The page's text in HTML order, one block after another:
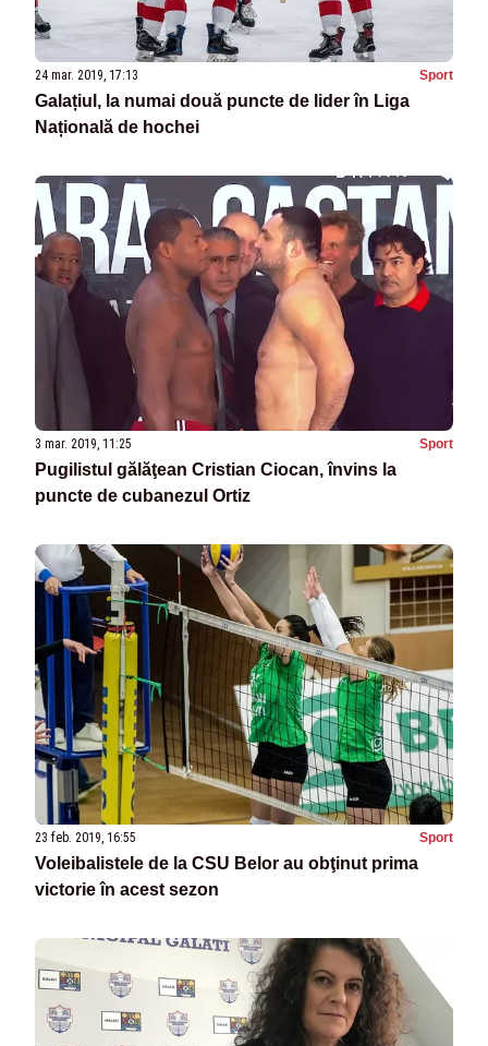
24 mar. 2019, 17:13 Sport
Galațiul, la numai două puncte de lider în Liga
Națională de hochei
3 mar. 2019, 11:25 Sport
Pugilistul gălăţean Cristian Ciocan, învins la
puncte de cubanezul Ortiz
23 feb. 2019, 16:55 Sport
Voleibalistele de la CSU Belor au obţinut prima
victorie în acest sezon